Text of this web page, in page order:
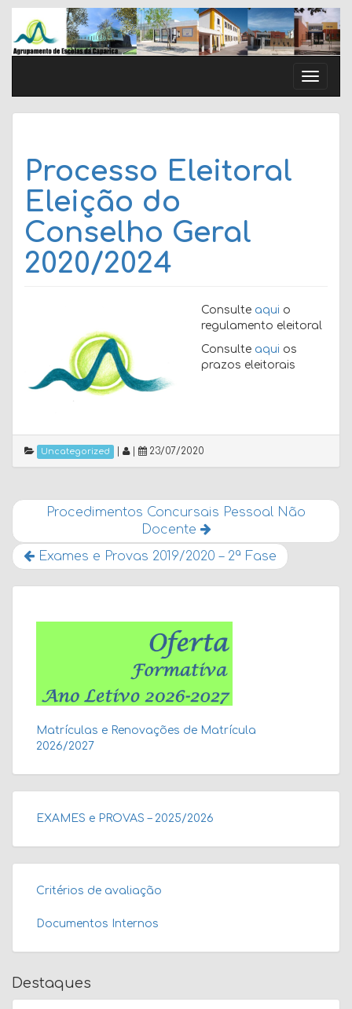
Skip
content
Toggle
Processo Eleitoral
Eleição do
Conselho Geral
2020/2024
Consulte aqui o
regulamento eleitoral
Consulte aqui os
prazos eleitorais
Uncategorized 23/07/2020
Procedimentos Concursais Pessoal Não
Docente
Exames e Provas 2019/2020 – 2ª Fase
Matrículas e Renovações de Matrícula
2026/2027
EXAMES e PROVAS – 2025/2026
Critérios de avaliação
Documentos Internos
Destaques